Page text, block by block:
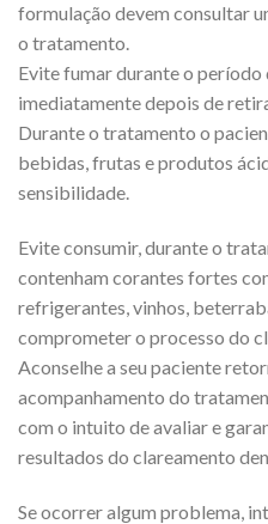
formulação devem consultar
o tratamento.
Evite fumar durante o
imediatamente depois de
Durante o tratamento o
bebidas, frutas e produtos
sensibilidade.
Evite consumir, durante o
contenham corantes fortes
refrigerantes, vinhos,
comprometer o processo do
Aconselhe a seu paciente
acompanhamento do
com o intuito de avaliar e
resultados do clareamento
Se ocorrer algum problema,